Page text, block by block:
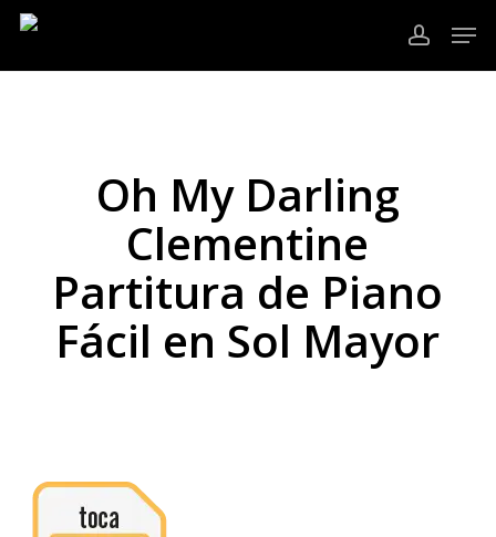
cuenta
Oh My Darling
Clementine
Partitura de Piano
Fácil en Sol Mayor